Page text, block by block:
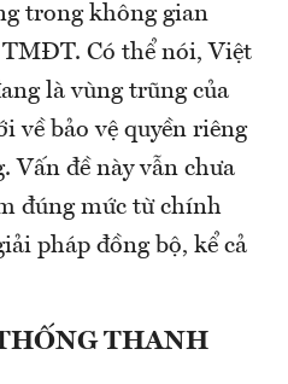
trong không gian
Có thể nói, Việt
là vùng trũng của
về bảo vệ quyền riêng
Vấn đề này vẫn chưa
đúng mức từ chính
pháp đồng bộ, kể cả
THANH